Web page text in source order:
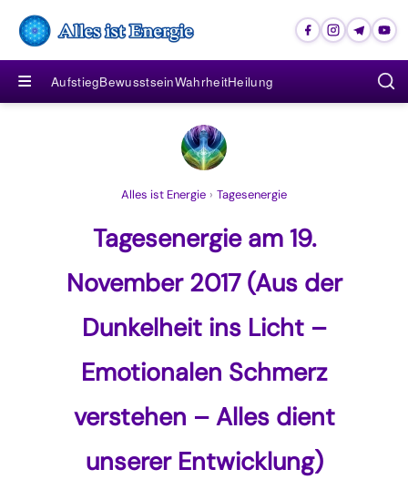
≡ AufstiegBewusstseinWahrheitHeilung
Alles ist Energie › Tagesenergie
Tagesenergie am 19.
November 2017 (Aus der
Dunkelheit ins Licht –
Emotionalen Schmerz
verstehen – Alles dient
unserer Entwicklung)